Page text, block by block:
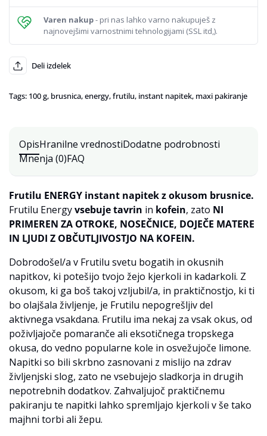
Varen nakup- pri nas lahko varno nakupuješ z
najnovejšimi varnostnimi tehnologijami (SSL itd,).
Deli izdelek
Tags: 100 g, brusnica,energy,frutilu, instant napitek, maxi pakiranje
OpisHranilne vrednostiDodatne podrobnosti
Mnenja (0)FAQ
Frutilu ENERGY instant napitek z okusom brusnice.
Frutilu Energyvsebujetavrin in kofein, zato NI
PRIMEREN ZA OTROKE, NOSEČNICE, DOJEČE MATERE
IN LJUDI Z OBČUTLJIVOSTJO NA KOFEIN.
Dobrodošel/a v Frutilu svetu bogatih in okusnih
napitkov, ki potešijo tvojo žejo kjerkoli in kadarkoli. Z
okusom, ki ga boš takoj vzljubil/a, in praktičnostjo, ki ti
bo olajšala življenje, je Frutilu nepogrešljiv del
aktivnega vsakdana. Frutilu ima nekaj za vsak okus, od
poživljajoče pomaranče ali eksotičnega tropskega
okusa, do vedno popularne kole in osvežujoče limone.
Napitki so bili skrbno zasnovani z mislijo na zdrav
življenjski slog, zato ne vsebujejo sladkorja in drugih
nepotrebnih dodatkov. Zahvaljujoč praktičnemu
pakiranju te napitki lahko spremljajo kjerkoli v še tako
majhni torbi ali žepu.